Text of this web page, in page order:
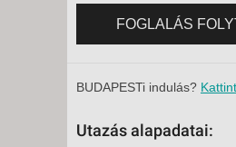
2026. SZEPTEMBER
2026. SZEPTEMBER
8 NAP / 7 ÉJSZAKA
FOGLALÁS
BUDAPESTi indulás?
Utazás alapadatai: